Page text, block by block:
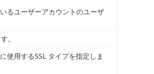
るユーザーアカウントのユーザ
。
使用するSSL タイプを指定しま